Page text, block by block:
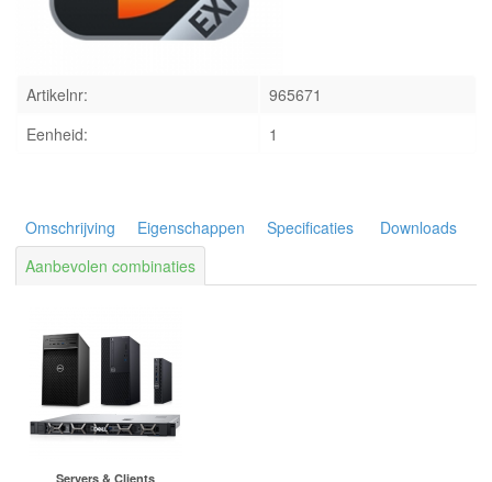
Artikelnr:
965671
Eenheid:
1
Omschrijving Eigenschappen Specificaties
Downloads
Aanbevolen combinaties
Servers & Clients